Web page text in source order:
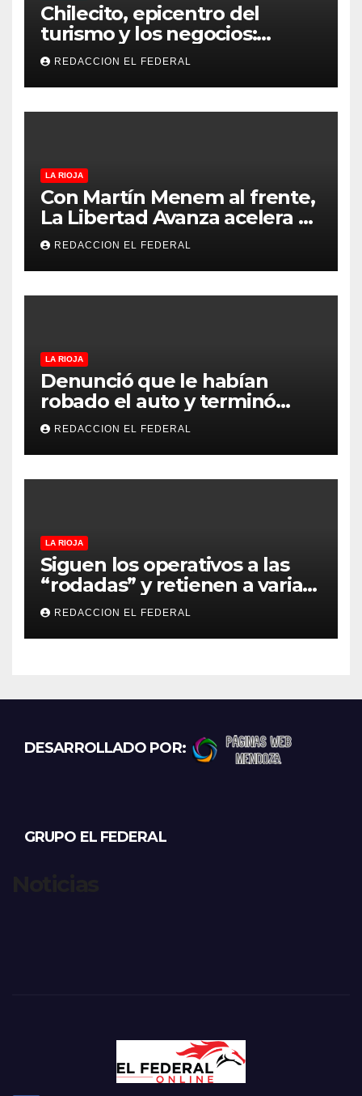
Chilecito, epicentro del
turismo y los negocios:
arranca la Expo que promete
revolucionar la economía
regional en un evento sin
precedentes en La Rioja
REDACCION EL FEDERAL
LA RIOJA
Con Martín Menem al frente,
La Libertad Avanza acelera su
despliegue en La Rioja y
desembarcó en Aimogasta
REDACCION EL FEDERAL
LA RIOJA
Denunció que le habían
robado el auto y terminó
confesando que su hermano
lo empeñó por drogas
REDACCION EL FEDERAL
LA RIOJA
Siguen los operativos a las
“rodadas” y retienen a varias
motocicletas
REDACCION EL FEDERAL
DESARROLLADO POR:
GRUPO EL FEDERAL